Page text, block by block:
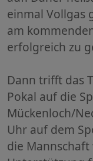
einmal Vollgas
am
erfolgreich zu
Dann trifft das
Pokal auf die
Mückenloch/
Uhr auf dem
die